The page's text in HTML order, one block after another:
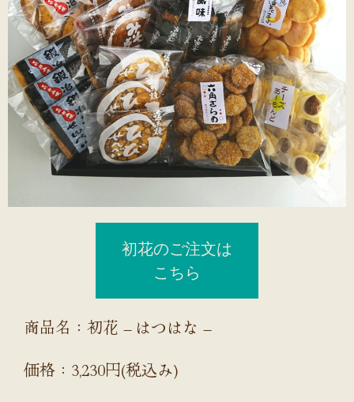
初花のご注文は
こちら
商品名：初花 – はつはな –
価格：3,230円(税込み)